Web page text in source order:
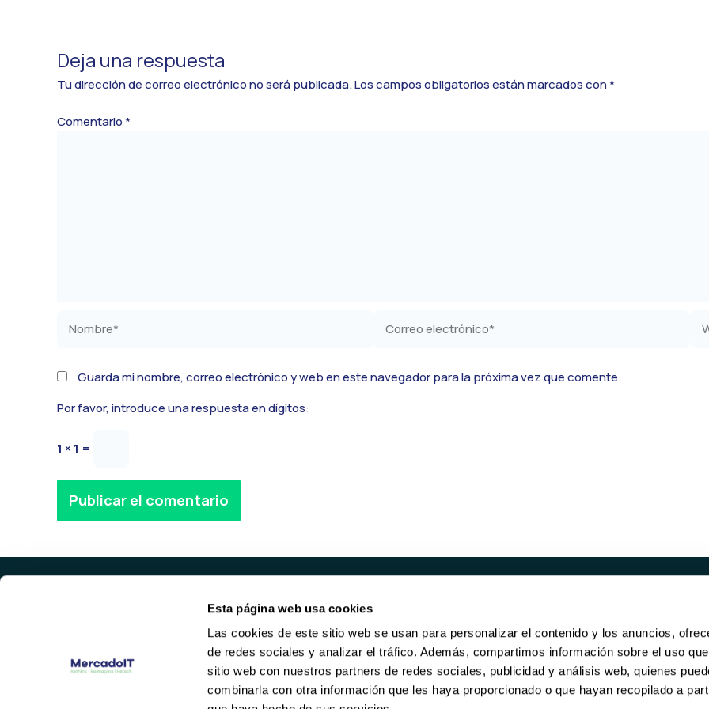
Esta página web usa cookies
Las cookies de este sitio web se usan para personalizar el contenido y los anuncios,
de redes sociales y analizar el tráfico. Además, compartimos información sobre el uso
sitio web con nuestros partners de redes sociales, publicidad y análisis web, quienes
combinarla con otra información que les haya proporcionado o que hayan recopilado a
Deja una respuesta
Tu dirección de correo electrónico no será publicada.Los campos obligatorios están marcados con*
Comentario*
electrónico*
Guarda mi nombre, correo electrónico y web en este navegador para la próxima vez que comente.
Por favor, introduce una respuesta en dígitos:
1 × 1 =
Valencia
contacto@mercadoit.com
PRODUCTOS
SERVIDORES REACONDICIONADOS
HARDWARE DE ALMACENAMIENTO
NETWORKING
SERVICIOS
RECOMPRA
BORRADO DE DATOS
MANTENIMIENTO
GARANTÍA DE POR VIDA